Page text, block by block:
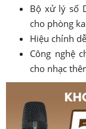
Bộ xử lý số
cho phòng
Hiệu chỉnh
Công nghệ
cho nhạc